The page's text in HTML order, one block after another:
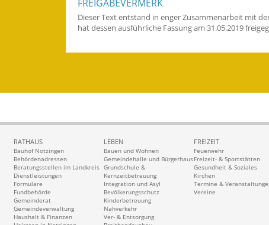
FREIGABEVERMERK
Dieser Text entstand in enger Zusammenarbeit mit
hat dessen ausführliche Fassung am 31.05.2019
RATHAUS
Bauhof Notzingen
Behördenadressen
Beratungsstellen im Landkreis
Dienstleistungen
Formulare
Fundbehörde
Gemeinderat
Gemeindeverwaltung
Haushalt & Finanzen
LEBEN
Bauen und Wohnen
Gemeindehalle und Bürgerhaus
Grundschule &
Kernzeitbetreuung
Integration und Asyl
Bevölkerungsschutz
Kinderbetreuung
Nahverkehr
Ver- & Entsorgung
FREIZEIT
Feuerwehr
Freizeit- & Sportstätten
Gesundheit & Soziales
Kirchen
Termine &
Vereine